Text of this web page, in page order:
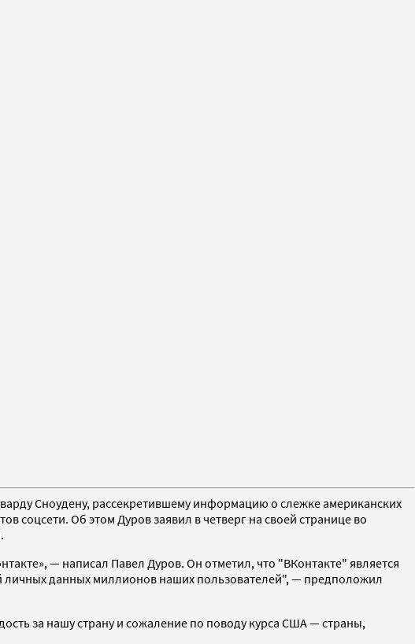
Сноудену, рассекретившему информацию о слежке американских
соцсети. Об этом Дуров заявил в четверг на своей странице во
— написал Павел Дуров. Он отметил, что "ВКонтакте" является
личных данных миллионов наших пользователей", — предположил
за нашу страну и сожаление по поводу курса США — страны,